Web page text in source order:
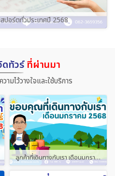
ปอร์ตทั่วประเทศปี 2568
ทัวร์ที่ผ่านมา
ามไว้วางใจและใช้บริการ
ลูกค้าที่เดินทางกับเรา เดือนมกราคม 2568